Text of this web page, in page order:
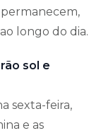
permanecem,
longo do dia.
sol e
sexta-feira,
e as